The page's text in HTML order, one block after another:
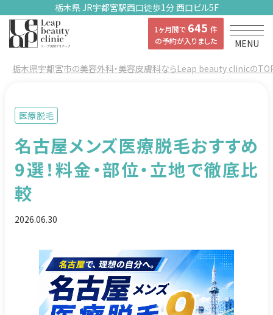
栃木県 JR宇都宮駅西口徒歩1分 西口ビル5F
1ヶ月間で 645 件
の予約が入りました
MENU
栃木県宇都宮市の美容外科・美容皮膚科ならLeap beauty clinicの
医療脱毛
名古屋メンズ医療脱毛おすすめ
9選！料金・部位・立地で徹底比
較
2026.06.30